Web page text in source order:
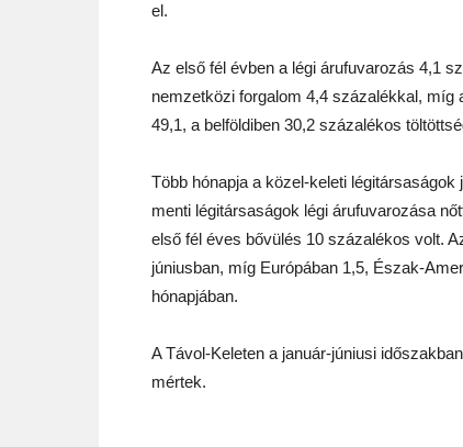
el.
Az első fél évben a légi árufuvarozás 4,1
nemzetközi forgalom 4,4 százalékkal, míg
49,1, a belföldiben 30,2 százalékos
Több hónapja a közel-keleti
menti légitársaságok légi árufuvarozása
első fél éves bővülés 10 százalékos volt.
júniusban, míg Európában 1,5, Észak-
hónapjában.
A Távol-Keleten a január-júniusi
mértek.